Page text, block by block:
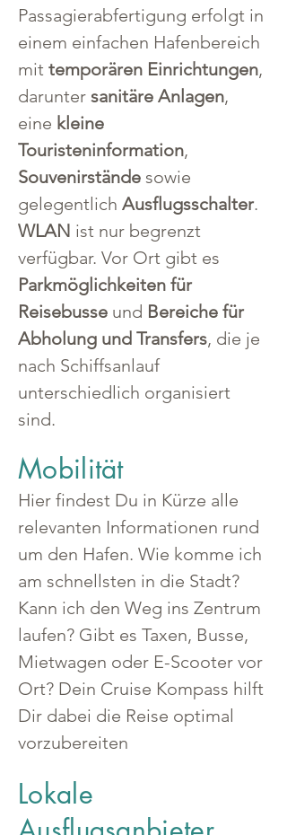
Passagierabfertigung erfolgt in
einem einfachen Hafenbereich
mit temporären Einrichtungen,
darunter sanitäre Anlagen,
eine kleine
Touristeninformation,
Souvenirstände sowie
gelegentlich Ausflugsschalter.
WLAN ist nur begrenzt
verfügbar. Vor Ort gibt es
Parkmöglichkeiten für
Reisebusse und Bereiche für
Abholung und Transfers, die je
nach Schiffsanlauf
unterschiedlich organisiert
sind.
Mobilität
Hier findest Du in Kürze alle
relevanten Informationen rund
um den Hafen. Wie komme ich
am schnellsten in die Stadt?
Kann ich den Weg ins Zentrum
laufen? Gibt es Taxen, Busse,
Mietwagen oder E-Scooter vor
Ort? Dein Cruise Kompass hilft
Dir dabei die Reise optimal
vorzubereiten
Lokale